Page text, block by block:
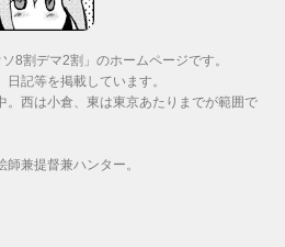
8割デマ2割」のホームページです。
記等を掲載しています。
。西は小倉、東は東京あたりまでが範囲で
兼提督兼ハンター。